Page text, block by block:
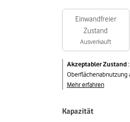
Einwandfreier
Zustand
Ausverkauft
Akzeptabler Zustand:
Oberflächenabnutzung
Mehr erfahren
Kapazität